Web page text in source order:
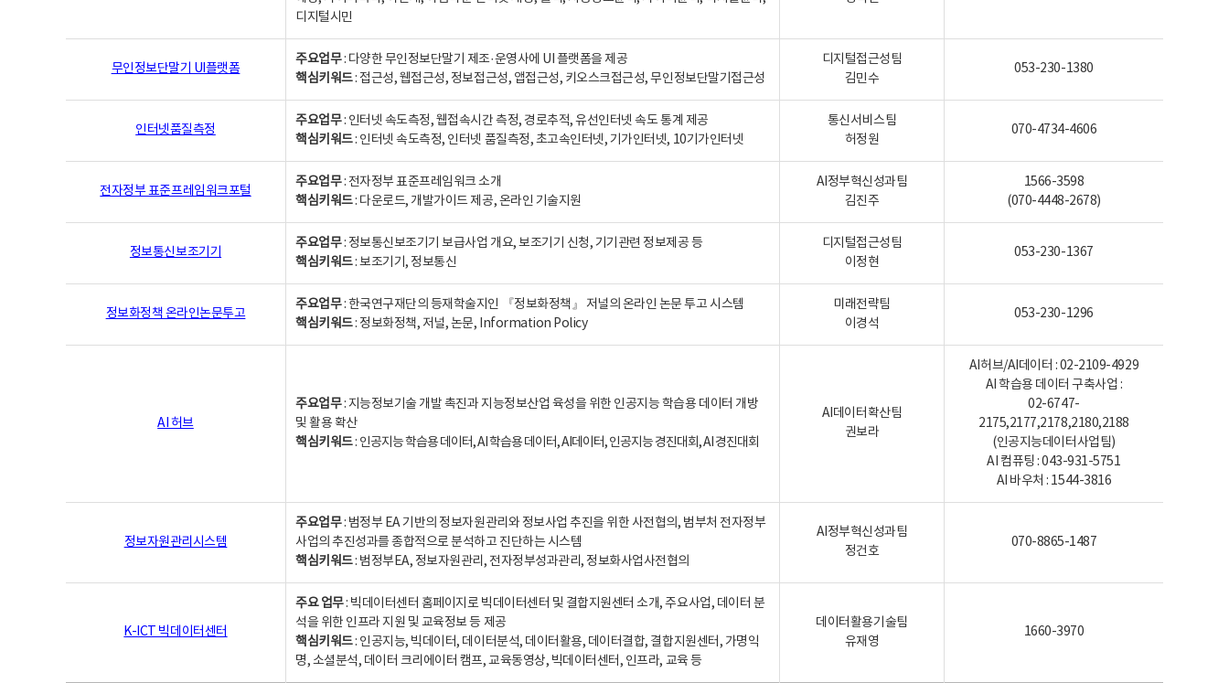
디지털시민
무인정보단말기 UI플랫폼
주요업무: 다양한 무인정보단말기 제조·운영사에 UI 플랫폼을 제공
핵심키워드: 접근성, 웹접근성, 정보접근성, 앱접근성, 키오스크접근성, 무인정보단말기접근성
디지털접근성팀
김민수
053-230-1380
인터넷품질측정
주요업무: 인터넷 속도측정, 웹접속시간 측정, 경로추적, 유선인터넷 속도 통계 제공
핵심키워드: 인터넷 속도측정, 인터넷 품질측정, 초고속인터넷, 기가인터넷, 10기가인터넷
통신서비스팀
허정원
070-4734-4606
전자정부 표준프레임워크포털
주요업무: 전자정부 표준프레임워크 소개
핵심키워드: 다운로드, 개발가이드 제공, 온라인 기술지원
AI정부혁신성과팀
김진주
1566-3598
(070-4448-2678)
정보통신보조기기
주요업무: 정보통신보조기기 보급사업 개요, 보조기기 신청, 기기관련 정보제공 등
핵심키워드: 보조기기, 정보통신
디지털접근성팀
이정현
053-230-1367
정보화정책 온라인논문투고
주요업무: 한국연구재단의 등재학술지인 『정보화정책』 저널의 온라인 논문 투고 시스템
핵심키워드: 정보화정책, 저널, 논문, Information Policy
미래전략팀
이경석
053-230-1296
AI 허브
주요업무: 지능정보기술 개발 촉진과 지능정보산업 육성을 위한 인공지능 학습용 데이터 개방
및 활용 확산
핵심키워드: 인공지능 학습용 데이터, AI 학습용 데이터, AI데이터, 인공지능 경진대회, AI 경진대회
AI데이터확산팀
권보라
AI허브/AI데이터 : 02-2109-4929
AI 학습용 데이터 구축사업 :
02-6747-
2175,2177,2178,2180,2188
(인공지능데이터사업팀)
AI 컴퓨팅 : 043-931-5751
AI 바우처 : 1544-3816
정보자원관리시스템
주요업무: 범정부 EA 기반의 정보자원관리와 정보사업 추진을 위한 사전협의, 범부처 전자정부
사업의 추진성과를 종합적으로 분석하고 진단하는 시스템
핵심키워드: 범정부EA, 정보자원관리, 전자정부성과관리, 정보화사업사전협의
AI정부혁신성과팀
정건호
070-8865-1487
K-ICT 빅데이터센터
주요 업무: 빅데이터센터 홈페이지로 빅데이터센터 및 결합지원센터 소개, 주요사업, 데이터 분
석을 위한 인프라 지원 및 교육정보 등 제공
핵심키워드: 인공지능, 빅데이터, 데이터분석, 데이터활용, 데이터결합, 결합지원센터, 가명익
명, 소셜분석, 데이터 크리에이터 캠프, 교육동영상, 빅데이터센터, 인프라, 교육 등
데이터활용기술팀
유재영
1660-3970